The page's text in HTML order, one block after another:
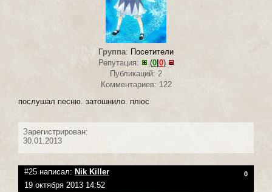
Группа: Посетители
Репутация:
(0| 0)
Публикаций: 2
Комментариев: 122
послушал песню. затошнило. плюс
Зарегистрирован:
30.01.2013
#25 написал: Nik Killer 0
19 октября 2013 14:52